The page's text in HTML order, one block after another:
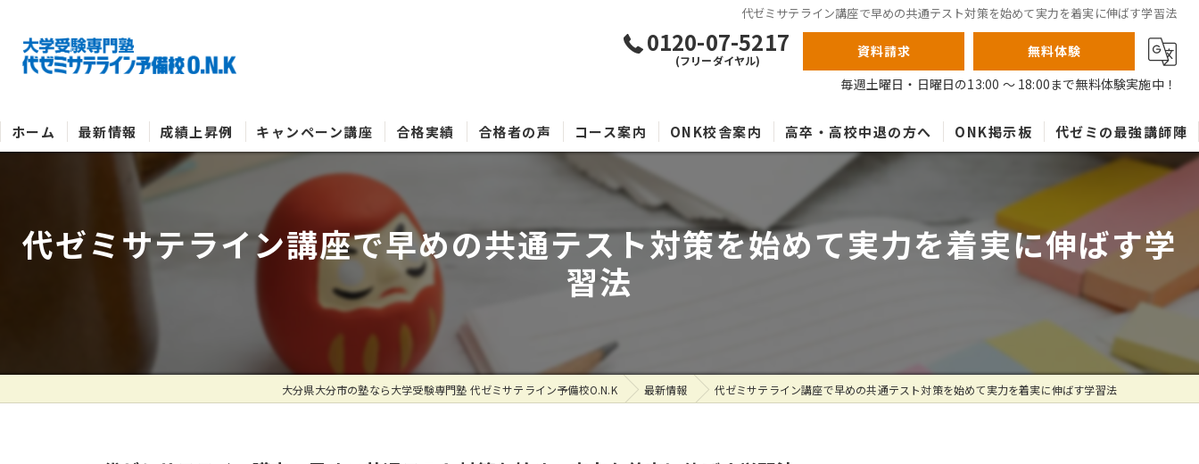
代ゼミサテライン講座で早めの共通テスト対策を始めて実力を着実に伸ばす学習法
0120-07-5217
(フリーダイヤル)
資料請求
無料体験
毎週土曜日・日曜日の13:00 ～ 18:00まで無料体験実施中！
ホーム 最新情報 成績上昇例 キャンペーン講座 合格実績 合格者の声 コース案内 ONK校舎案内 高卒・高校中退の方へ ONK掲示板 代ゼミの最強講師陣
代ゼミサテライン講座で早めの共通テスト対策を始めて実力を着実に伸ばす学
習法
大分県大分市の塾なら大学受験専門塾 代ゼミサテライン予備校O.N.K 最新情報 代ゼミサテライン講座で早めの共通テスト対策を始めて実力を着実に伸ばす学習法